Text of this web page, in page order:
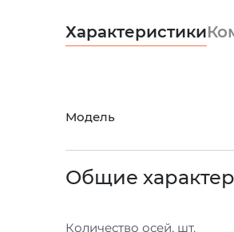
Характеристики
Модель
Общие
Количество осей, шт.